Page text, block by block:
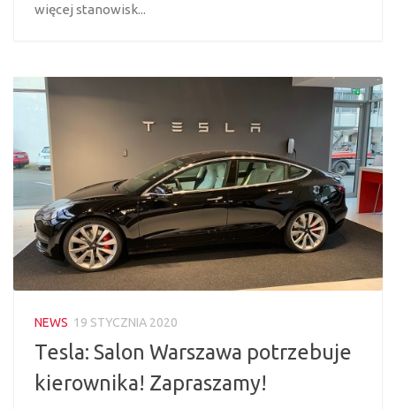
więcej stanowisk...
NEWS 19 STYCZNIA 2020
Tesla: Salon Warszawa potrzebuje
kierownika! Zapraszamy!